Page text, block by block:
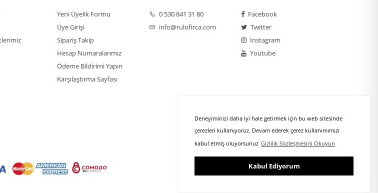
Deneyiminizi daha iyi hale getirmek için bu web sitesinde
çerezleri kullanıyoruz. Devam ederek çerez kullanımımızı
kabul etmiş oluyorsunuz Gizlilik Sözleşmesini Okuyun
Kabul Ediyorum
Yeni Üyelik Formu
Üye Girişi
Sipariş Takip
Hesap Numaralarımız
Ödeme Bildirimi Yapın
Karşılaştırma Sayfası
0 530 841 31 80
info@rulofirca.com
Facebook
Twitter
Instagram
Youtube